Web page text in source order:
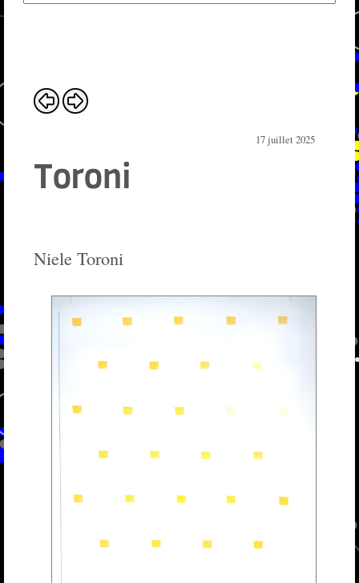
17 juillet 2025
Toroni
Niele Toroni